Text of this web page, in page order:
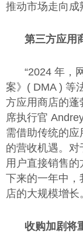
推动市场走向成
第三方应用
“2024 年，
案》( DMA ) 等
方应用商店的蓬
席执行官
需借助传统的
的营收机遇。对
用户直接销售
下来的一年中
店的大规模增长
收购加剧将